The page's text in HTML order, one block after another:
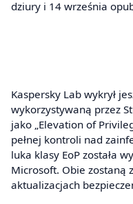
dziury i 14 września
Kaspersky Lab wykrył
wykorzystywaną przez
jako „Elevation of
pełnej kontroli nad
luka klasy EoP została
Microsoft. Obie zostaną
aktualizacjach